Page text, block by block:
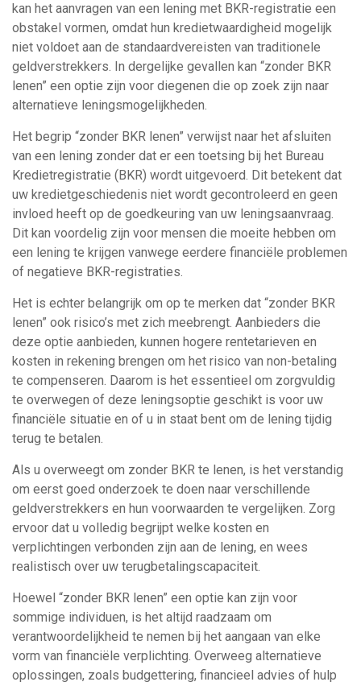
kan het aanvragen van een lening met BKR-registratie een
obstakel vormen, omdat hun kredietwaardigheid mogelijk
niet voldoet aan de standaardvereisten van traditionele
geldverstrekkers. In dergelijke gevallen kan “zonder BKR
lenen” een optie zijn voor diegenen die op zoek zijn naar
alternatieve leningsmogelijkheden.
Het begrip “zonder BKR lenen” verwijst naar het afsluiten
van een lening zonder dat er een toetsing bij het Bureau
Kredietregistratie (BKR) wordt uitgevoerd. Dit betekent dat
uw kredietgeschiedenis niet wordt gecontroleerd en geen
invloed heeft op de goedkeuring van uw leningsaanvraag.
Dit kan voordelig zijn voor mensen die moeite hebben om
een lening te krijgen vanwege eerdere financiële problemen
of negatieve BKR-registraties.
Het is echter belangrijk om op te merken dat “zonder BKR
lenen” ook risico’s met zich meebrengt. Aanbieders die
deze optie aanbieden, kunnen hogere rentetarieven en
kosten in rekening brengen om het risico van non-betaling
te compenseren. Daarom is het essentieel om zorgvuldig
te overwegen of deze leningsoptie geschikt is voor uw
financiële situatie en of u in staat bent om de lening tijdig
terug te betalen.
Als u overweegt om zonder BKR te lenen, is het verstandig
om eerst goed onderzoek te doen naar verschillende
geldverstrekkers en hun voorwaarden te vergelijken. Zorg
ervoor dat u volledig begrijpt welke kosten en
verplichtingen verbonden zijn aan de lening, en wees
realistisch over uw terugbetalingscapaciteit.
Hoewel “zonder BKR lenen” een optie kan zijn voor
sommige individuen, is het altijd raadzaam om
verantwoordelijkheid te nemen bij het aangaan van elke
vorm van financiële verplichting. Overweeg alternatieve
oplossingen, zoals budgettering, financieel advies of hulp